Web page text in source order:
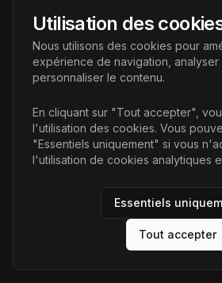
AI Futur
Portail de l'avenir de l'intelligence
découvrir les dernières technologies IA.
Liens
Accueil
Articles
AI Futur. Tous
Utilisation des
Nous utilisons des cookies pour
expérience de navigation,
personnaliser le contenu.
En cliquant sur "Tout accepter",
l'utilisation des cookies. Vous
"Essentiels uniquement" si vous
l'utilisation de cookies analytiques
Essentiels
Tout accepter